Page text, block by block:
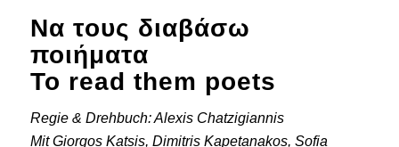
Να τους διαβάσω
ποιήματα
To read them poets
Regie & Drehbuch: Alexis Chatzigiannis
Mit Giorgos Katsis, Dimitris Kapetanakos, Sofia